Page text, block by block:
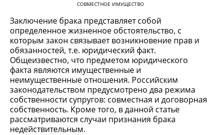
СОВМЕСТНОЕ ИМУЩЕСТВО
Заключение брака представляет собой
определенное жизненное обстоятельство, с
которым закон связывает возникновение прав и
обязанностей, т.е. юридический факт.
Общеизвестно, что предметом юридического
факта являются имущественные и
неимущественные отношения. Российским
законодательством предусмотрено два режима
собственности супругов: совместная и договорная
собственность. Кроме того, в данной статье
рассматриваются случаи признания брака
недействительным.